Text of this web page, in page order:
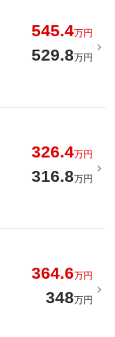
545.4万円
529.8万円
326.4万円
316.8万円
364.6万円
348万円